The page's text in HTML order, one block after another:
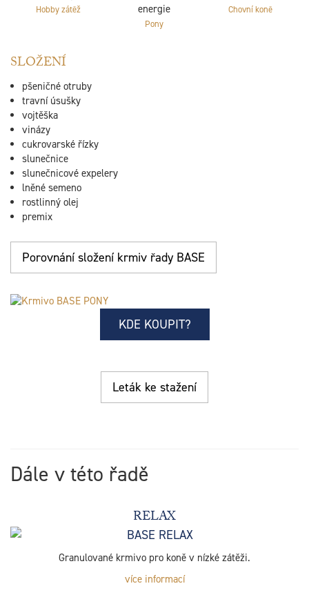
Hobby zátěž
Pony
Chovní koně
SLOŽENÍ
pšeničné otruby
travní úsušky
vojtěška
vinázy
cukrovarské řízky
slunečnice
slunečnicové expelery
lněné semeno
rostlinný olej
premix
Porovnání složení krmiv řady BASE
KDE KOUPIT?
Leták ke stažení
Dále v této řadě
RELAX
Granulované krmivo pro koně v nízké zátěži.
více informací